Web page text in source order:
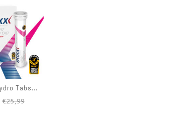
Etixx Sport Hydro Tabs 3x15t
€25,99